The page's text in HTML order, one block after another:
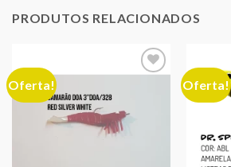
PRODUTOS RELACIONADOS
Oferta! Oferta!